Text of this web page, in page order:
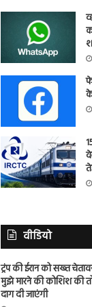
वीडियो
ट्रंप की ईरान को सख्त
मुझे मारने की कोशिश की
दाग दी जाएंगी